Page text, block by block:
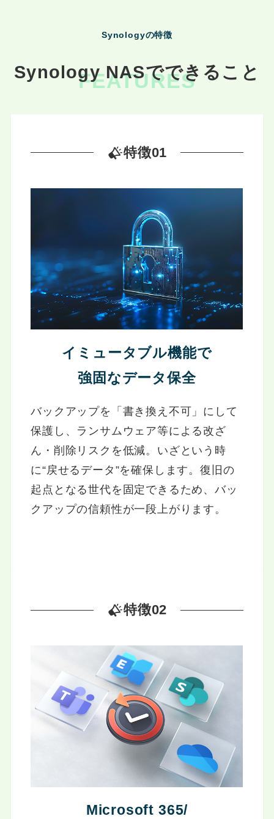
Synologyの特徴
FEATURES
Synology NASでできること
特徴01
イミュータブル機能で
強固なデータ保全
バックアップを「書き換え不可」にして
保護し、ランサムウェア等による改ざ
ん・削除リスクを低減。いざという時
に“戻せるデータ”を確保します。復旧の
起点となる世代を固定できるため、バッ
クアップの信頼性が一段上がります。
特徴02
Microsoft 365/